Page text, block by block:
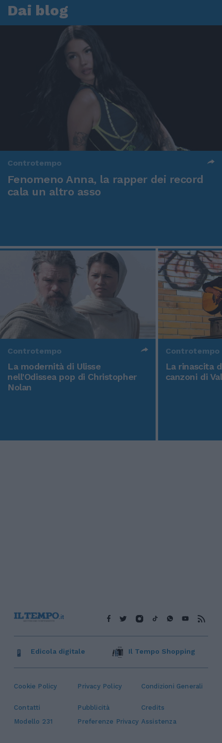
Dai blog
Controtempo
Fenomeno Anna, la rapper dei record
cala un altro asso
Controtempo
La modernità di Ulisse
nell'Odissea pop di Christopher
Nolan
Controtempo
La rinascita
canzoni di
Cookie Policy Privacy Policy Condizioni Generali
Contatti Pubblicità
Credits
Modello 231
Preferenze Privacy Assistenza
Edicola digitale Il Tempo Shopping